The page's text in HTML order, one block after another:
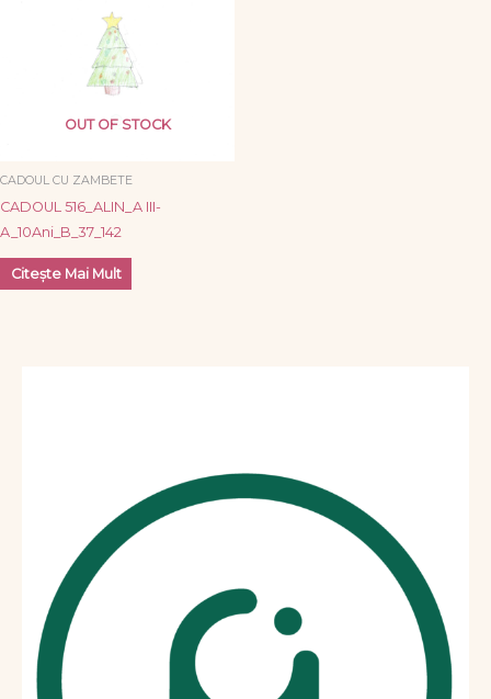
OUT OF STOCK
CADOUL CU ZAMBETE
CADOUL 516_ALIN_A III-
A_10Ani_B_37_142
Citește Mai Mult